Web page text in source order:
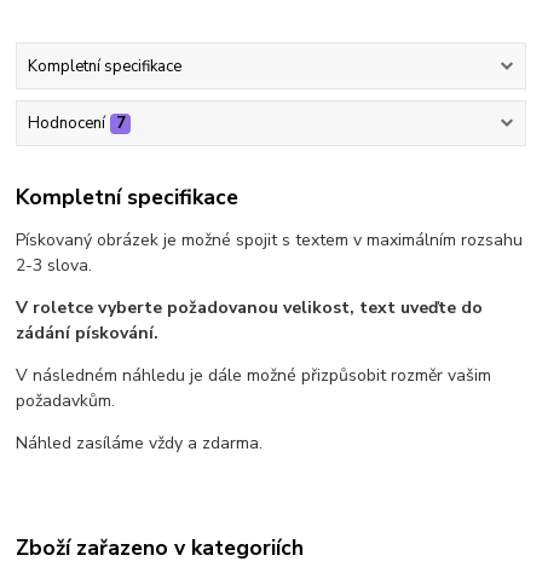
Kompletní specifikace
Hodnocení 7
Kompletní specifikace
Pískovaný obrázek je možné spojit s textem v maximálním rozsahu
2-3 slova.
V roletce vyberte požadovanou velikost, text uveďte do
zádání pískování.
V následném náhledu je dále možné přizpůsobit rozměr vašim
požadavkům.
Náhled zasíláme vždy a zdarma.
Zboží zařazeno v kategoriích